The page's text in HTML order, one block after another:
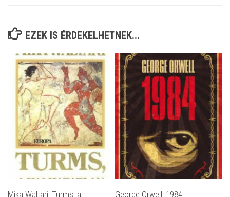
EZEK IS ÉRDEKELHETNEK...
Mika Waltari: Turms, a George Orwell: 1984